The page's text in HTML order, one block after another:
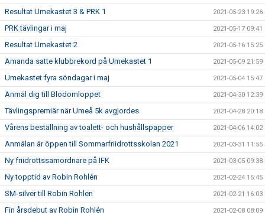
Resultat Umekastet 3 & PRK 1 2021-05-23 19:26
PRK tävlingar i maj 2021-05-17 09:41
Resultat Umekastet 2 2021-05-16 15:25
Amanda satte klubbrekord på Umekastet 1 2021-05-09 21:59
Umekastet fyra söndagar i maj 2021-05-04 15:47
Anmäl dig till Blodomloppet 2021-04-30 12:39
Tävlingspremiär när Umeå 5k avgjordes 2021-04-28 20:18
Vårens beställning av toalett- och hushållspapper 2021-04-06 14:02
Anmälan är öppen till Sommarfriidrottsskolan 2021 2021-03-31 11:56
Ny friidrottssamordnare på IFK 2021-03-05 09:38
Ny topptid av Robin Rohlén 2021-02-24 15:45
SM-silver till Robin Rohlen 2021-02-21 16:03
Fin årsdebut av Robin Rohlén 2021-02-08 08:09